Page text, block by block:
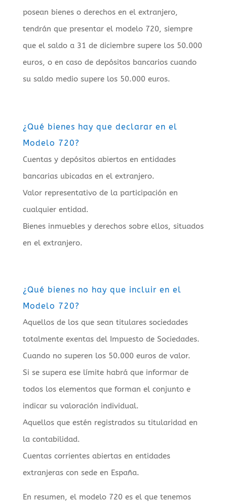
posean bienes o derechos en el extranjero,
tendrán que presentar el modelo 720, siempre
que el saldo a 31 de diciembre supere los 50.000
euros, o en caso de depósitos bancarios cuando
su saldo medio supere los 50.000 euros.
¿Qué bienes hay que declarar en el
Modelo 720?
Cuentas y depósitos abiertos en entidades
bancarias ubicadas en el extranjero.
Valor representativo de la participación en
cualquier entidad.
Bienes inmuebles y derechos sobre ellos, situados
en el extranjero.
¿Qué bienes no hay que incluir en el
Modelo 720?
Aquellos de los que sean titulares sociedades
totalmente exentas del Impuesto de Sociedades.
Cuando no superen los 50.000 euros de valor.
Si se supera ese límite habrá que informar de
todos los elementos que forman el conjunto e
indicar su valoración individual.
Aquellos que estén registrados su titularidad en
la contabilidad.
Cuentas corrientes abiertas en entidades
extranjeras con sede en España.
En resumen, el modelo 720 es el que tenemos